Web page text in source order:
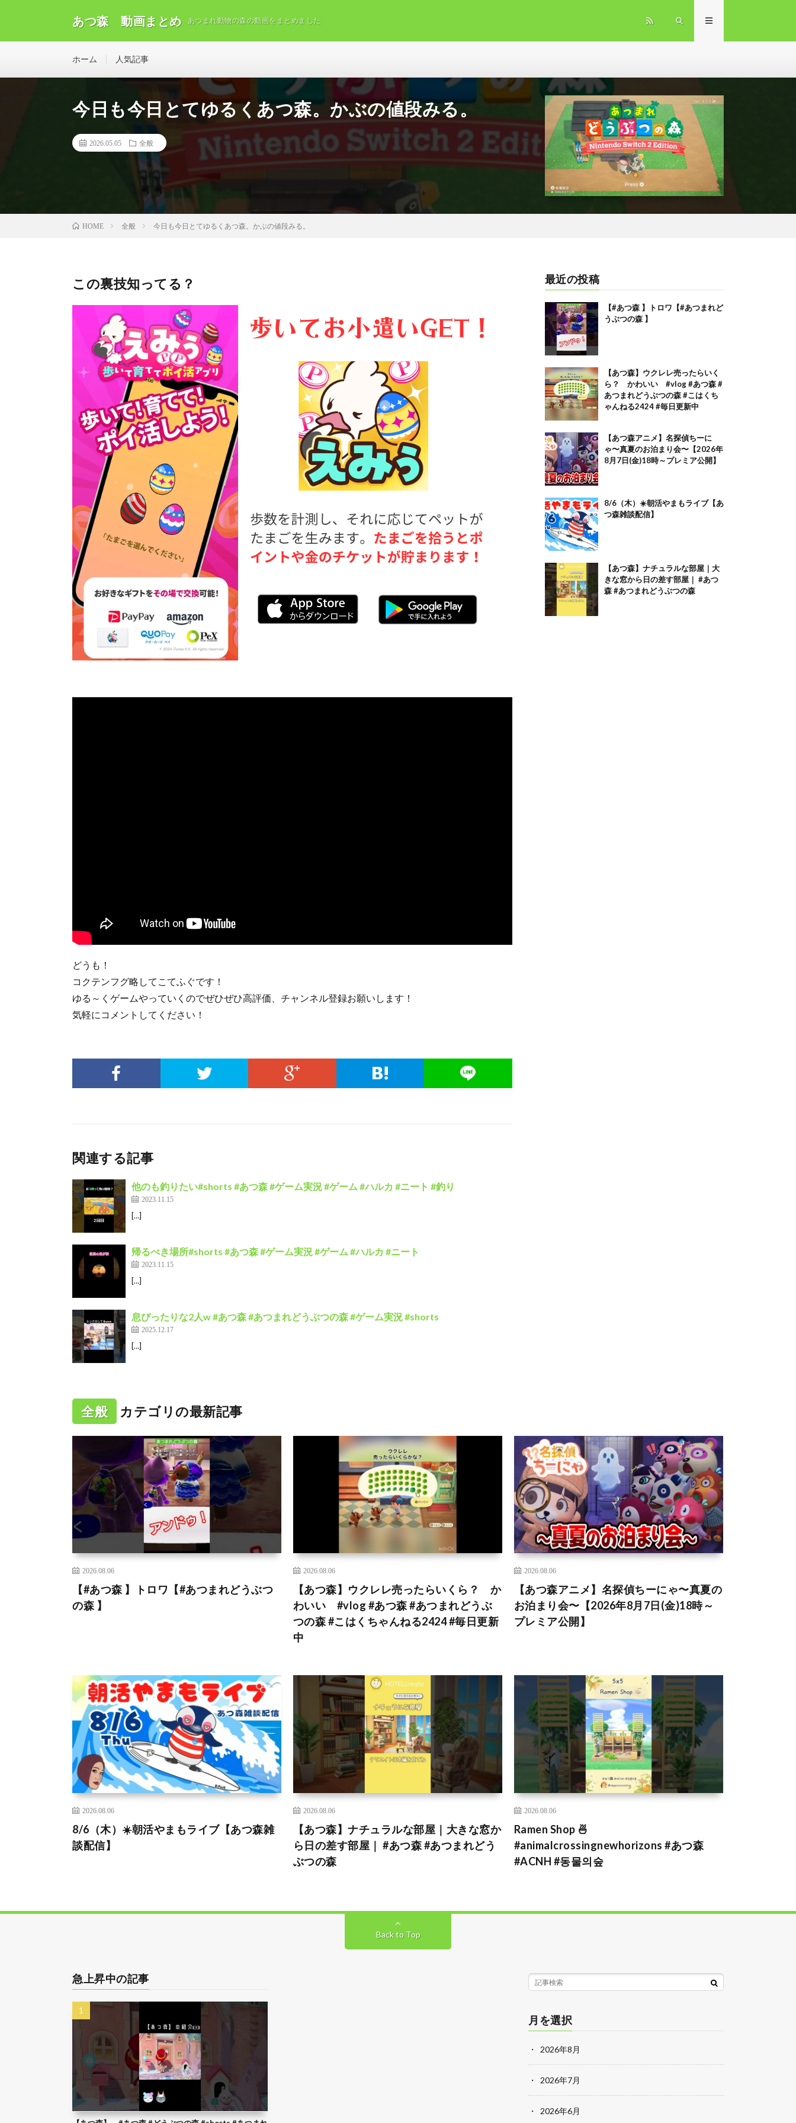
あつ森 動画まとめ あつまれ動物の森の動画をまとめました
ホーム 人気記事
今日も今日とてゆるくあつ森。かぶの値段みる。
2026.05.05 全般
HOME 全般 今日も今日とてゆるくあつ森。かぶの値段みる。
この裏技知ってる？
どうも！
コクテンフグ略してこてふぐです！
ゆる～くゲームやっていくのでぜひぜひ高評価、チャンネル登録お願いします！
気軽にコメントしてください！
関連する記事
他のも釣りたい#shorts #あつ森 #ゲーム実況 #ゲーム #ハルカ #ニート #釣り
2023.11.15
[…]
帰るべき場所#shorts #あつ森 #ゲーム実況 #ゲーム #ハルカ #ニート
2023.11.15
[…]
息ぴったりな2人w #あつ森 #あつまれどうぶつの森 #ゲーム実況 #shorts
2025.12.17
[…]
最近の投稿
【#あつ森 】トロワ【#あつまれど
うぶつの森 】
【あつ森】ウクレレ売ったらいく
ら？ かわいい #vlog #あつ森 #
あつまれどうぶつの森 #こはくち
ゃんねる2424 #毎日更新中
【あつ森アニメ】名探偵ちーに
ゃ〜真夏のお泊まり会〜【2026年
8月7日(金)18時～プレミア公開】
8/6（木）☀️朝活やまもライブ【あ
つ森雑談配信】
【あつ森】ナチュラルな部屋｜大
きな窓から日の差す部屋｜ #あつ
森 #あつまれどうぶつの森
全般 カテゴリの最新記事
2026.08.06
【#あつ森 】トロワ【#あつまれどうぶつ
の森 】
2026.08.06
【あつ森】ウクレレ売ったらいくら？ か
わいい #vlog #あつ森 #あつまれどうぶ
つの森 #こはくちゃんねる2424 #毎日更新
中
2026.08.06
【あつ森アニメ】名探偵ちーにゃ〜真夏の
お泊まり会〜【2026年8月7日(金)18時～
プレミア公開】
2026.08.06
8/6（木）☀️朝活やまもライブ【あつ森雑
談配信】
2026.08.06
【あつ森】ナチュラルな部屋｜大きな窓か
ら日の差す部屋｜ #あつ森 #あつまれどう
ぶつの森
2026.08.06
Ramen Shop 🍜
#animalcrossingnewhorizons #あつ森
#ACNH #동물의숲
Back to Top
急上昇中の記事
月を選択
2026年8月
2026年7月
2026年6月